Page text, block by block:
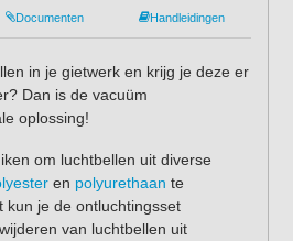
Documenten Handleidingen
in je gietwerk en krijg je deze er
Dan is de vacuüm
oplossing!
om luchtbellen uit diverse
en polyurethaan te
kun je de ontluchtingsset
van luchtbellen uit